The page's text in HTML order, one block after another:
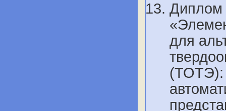
Диплом
для
(ТОТЭ):